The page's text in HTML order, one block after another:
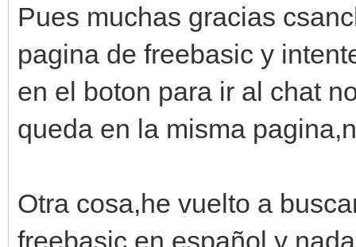
Pues muchas gracias
pagina de freebasic y
en el boton para ir al chat
queda en la misma
Otra cosa,he vuelto a
freebasic en español y